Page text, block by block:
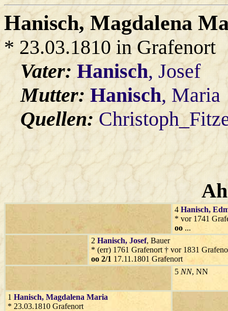
Hanisch, Magdalena
* 23.03.1810 in Grafenort
Vater:Hanisch, Josef
Mutter:Hanisch, Maria
Quellen:
4 Hanisch,
* vor 1741
oo ...
2 Hanisch, Josef, Bauer
* (err) 1761 Grafenort † vor 1831
oo 2/1 17.11.1801 Grafenort
5 NN, NN
1 Hanisch, Magdalena Maria
* 23.03.1810 Grafenort